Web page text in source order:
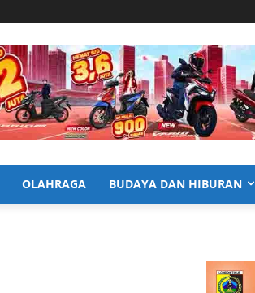
OLAHRAGA BUDAYA DAN HIBURAN